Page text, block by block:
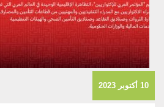
10 أكتوبر 2023